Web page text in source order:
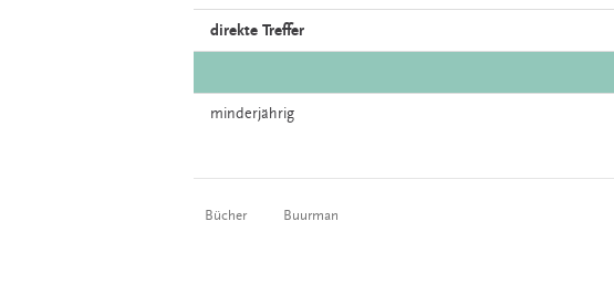
direkte Treffer
minderjährig
Bücher Buurman